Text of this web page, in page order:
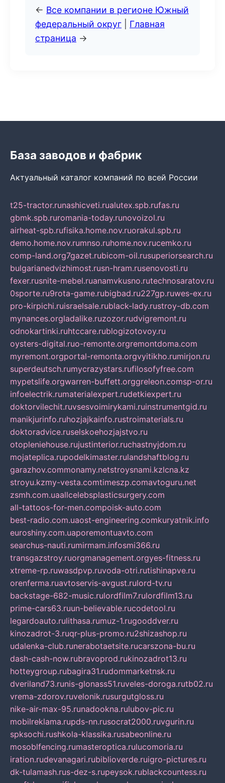
← Все компании в регионе Южный
федеральный округ
Главная
страница →
База заводов и фабрик
Актуальный каталог компаний по всей России
t25-tractor.runashicveti.rualutex.spb.rufas.ru
gbmk.spb.ruromania-today.runovoizol.ru
airheat-spb.rufisika.home.nov.ruorakul.spb.ru
demo.home.nov.rumnso.ruhome.nov.rucemko.ru
comp-land.org7gazet.rubicom-oil.rusuperiorsearch.ru
bulgarianedvizhimost.rusn-hram.rusenovosti.ru
fexer.rusnite-mebel.ruanamvkusno.rutechnosaratov.ru
0sporte.ru9rota-game.rubigbad.ru227gp.ruwes-ex.ru
pro-kirpichi.ruisraelsale.rublack-lady.rustroy-db.com
mynances.orgladalike.ruzozor.rudvigremont.ru
odnokartinki.ruhtccare.rublogizotovoy.ru
oysters-digital.ruo-remonte.orgremontdoma.com
myremont.orgportal-remonta.orgvyitikho.rumirjon.ru
superdeutsch.rumycrazystars.rufilosofyfree.com
mypetslife.orgwarren-buffett.orggreleon.comsp-or.ru
infoelectrik.rumaterialexpert.rudetkiexpert.ru
doktorvilechit.ruvsesvoimirykami.ruinstrumentgid.ru
manikjurinfo.ruhozjajkainfo.rustroimaterials.ru
doktoradvice.ruselskoehozjajstvo.ru
otopleniehouse.rujustinterior.ruchastnyjdom.ru
mojateplica.rupodelkimaster.rulandshaftblog.ru
garazhov.commonamy.netstroysnami.kzlcna.kz
stroyu.kzmy-vesta.comtimeszp.comavtoguru.net
zsmh.com.uaallcelebsplasticsurgery.com
all-tattoos-for-men.compoisk-auto.com
best-radio.com.uaost-engineering.comkuryatnik.info
euroshiny.com.uaporemontuavto.com
searchus-nauti.rumirmam.infosmi366.ru
transgazstroy.ruorgmanagement.orgyes-fitness.ru
xtreme-rp.ruwasdpvp.ruvoda-otri.rutishinapve.ru
orenferma.ruavtoservis-avgust.rulord-tv.ru
backstage-682-music.rulordfilm7.rulordfilm13.ru
prime-cars63.ruun-believable.rucodetool.ru
legardoauto.rulithasa.rumuz-1.rugooddver.ru
kinozadrot-3.ruqr-plus-promo.ru2shizashop.ru
udalenka-club.runerabotaetsite.rucarszona-bu.ru
dash-cash-now.rubravoprod.rukinozadrot13.ru
hotteygroup.rubagira31.rudommarketnsk.ru
dveriland73.runis-glonass51.ruveles-doroga.rutb02.ru
vrema-zdorov.ruvelonik.rusurgutgloss.ru
nike-air-max-95.runadookna.rulubov-pic.ru
mobilreklama.rupds-nn.rusocrat2000.ruvgurin.ru
spksochi.rushkola-klassika.rusabeonline.ru
mosoblfencing.rumasteroptica.rulucomoria.ru
iration.rudevanagari.rubiblioverde.ruigro-pictures.ru
dk-tulamash.rus-dez-s.rupeysok.rublackcountess.ru